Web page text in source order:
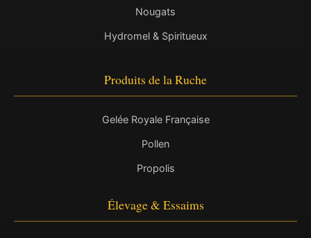
Nougats
Hydromel & Spiritueux
Produits de la Ruche
Gelée Royale Française
Pollen
Propolis
Élevage & Essaims